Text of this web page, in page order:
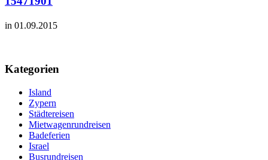
in 01.09.2015
Kategorien
Island
Zypern
Städtereisen
Mietwagenrundreisen
Badeferien
Israel
Busrundreisen